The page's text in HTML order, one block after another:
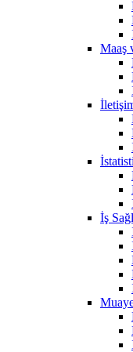
Maaş
İş